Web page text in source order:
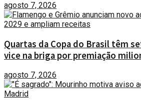
agosto 7, 2026
Quartas da Copa do Brasil têm
vice na briga por premiação
agosto 7, 2026